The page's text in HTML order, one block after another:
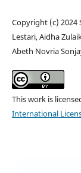
Copyright (c) 2024
Lestari, Aidha
Abeth Novria
This work is
International